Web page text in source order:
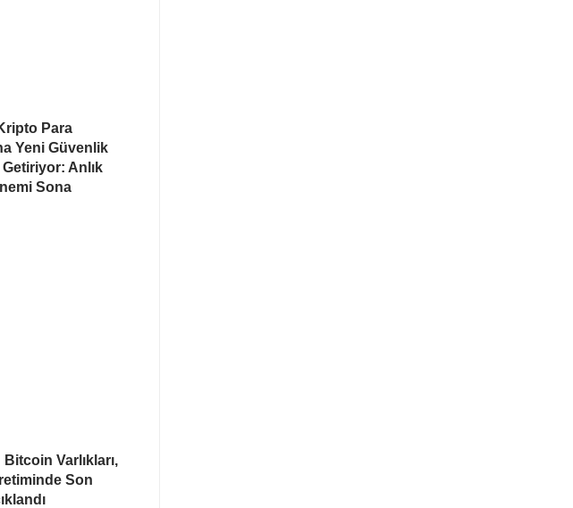
Para
Yeni Güvenlik
Anlık
Sona
Bitcoin Varlıkları,
Son